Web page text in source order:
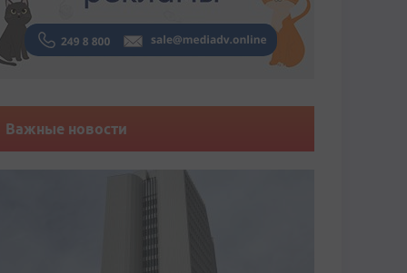
Важные новости